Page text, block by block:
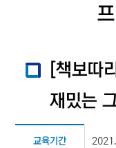
[책보따
재밌는
교육기간